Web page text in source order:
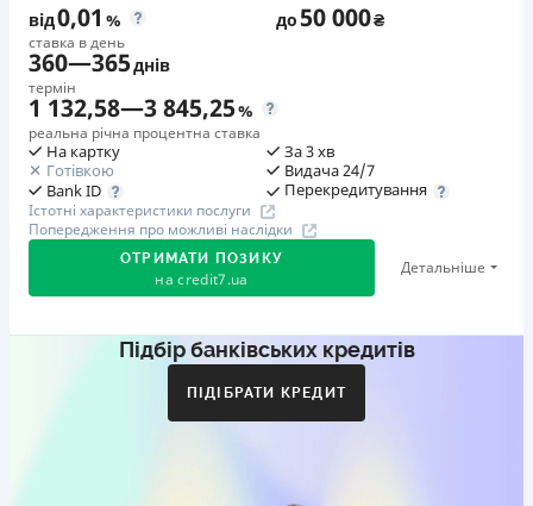
від0,01 %
ставка в день
до50 000₴
360—365днів
термін
1 132,58—3 845,25%
реальна річна процентна ставка
На картку
Готівкою
Bank ID
За 3 хв
Видача 24/7
Перекредитування
Істотні характеристики послуги
Попередження про можливі наслідки
ОТРИМАТИ ПОЗИКУ
на credit7.ua
Детальніше
Акція: «Кешбек за друга»
Коли друг реєструється та отримує перший кредит
Підбір банківських кредитів
ПІДІБРАТИ КРЕДИТ